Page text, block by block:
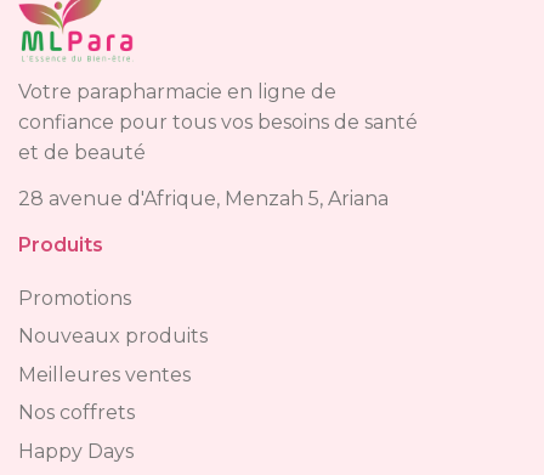
Votre parapharmacie en ligne de
confiance pour tous vos besoins de santé
et de beauté
28 avenue d'Afrique, Menzah 5, Ariana
Produits
Promotions
Nouveaux produits
Meilleures ventes
Nos coffrets
Happy Days